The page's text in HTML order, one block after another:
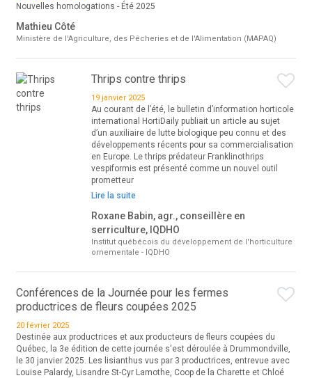
Nouvelles homologations - Été 2025
Mathieu Côté
Ministère de l'Agriculture, des Pêcheries et de l'Alimentation (MAPAQ)
Thrips contre thrips
19 janvier 2025
Au courant de l’été, le bulletin d’information horticole
international HortiDaily publiait un article au sujet
d’un auxiliaire de lutte biologique peu connu et des
développements récents pour sa commercialisation
en Europe. Le thrips prédateur Franklinothrips
vespiformis est présenté comme un nouvel outil
prometteur
Lire la suite
Roxane Babin, agr., conseillère en
serriculture, IQDHO
Institut québécois du développement de l'horticulture
ornementale - IQDHO
Conférences de la Journée pour les fermes
productrices de fleurs coupées 2025
20 février 2025
Destinée aux productrices et aux producteurs de fleurs coupées du
Québec, la 3e édition de cette journée s'est déroulée à Drummondville,
le 30 janvier 2025. Les lisianthus vus par 3 productrices, entrevue avec
Louise Palardy, Lisandre St-Cyr Lamothe, Coop de la Charette et Chloé